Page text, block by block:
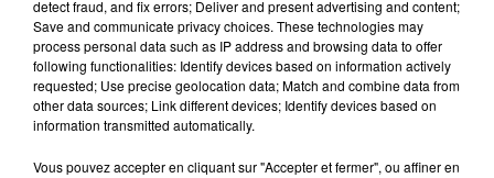
detect fraud, and fix errors; Deliver and present advertising and content;
Save and communicate privacy choices. These technologies may
process personal data such as IP address and browsing data to offer
following functionalities: Identify devices based on information actively
requested; Use precise geolocation data; Match and combine data from
other data sources; Link different devices; Identify devices based on
information transmitted automatically.
Vous pouvez accepter en cliquant sur "Accepter et fermer", ou affiner en